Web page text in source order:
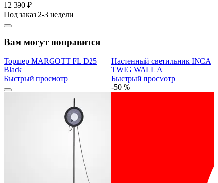
12 390 ₽
Под заказ 2-3 недели
Вам могут понравится
Торшер MARGOTT FL D25
Black
Быстрый просмотр
Настенный светильник INCA
TWIG WALL A
Быстрый просмотр
-50 %